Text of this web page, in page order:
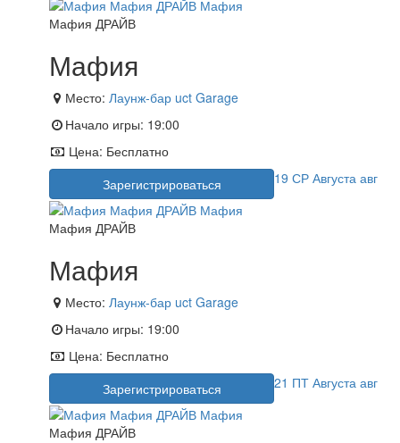
Мафия ДРАЙВ
Мафия
Место: Лаунж-бар uct Garage
Начало игры: 19:00
Цена: Бесплатно
Зарегистрироваться
19 СР Августа авг
Мафия ДРАЙВ
Мафия
Место: Лаунж-бар uct Garage
Начало игры: 19:00
Цена: Бесплатно
Зарегистрироваться
21 ПТ Августа авг
Мафия ДРАЙВ